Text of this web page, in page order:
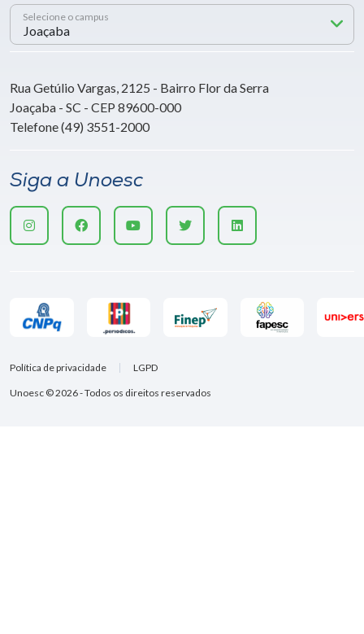
Selecione o campus
Rua Getúlio Vargas, 2125 - Bairro Flor da Serra
Joaçaba - SC - CEP 89600-000
Telefone (49) 3551-2000
Siga a Unoesc
Unoesc © 2026 - Todos os direitos reservados
Política de privacidade LGPD